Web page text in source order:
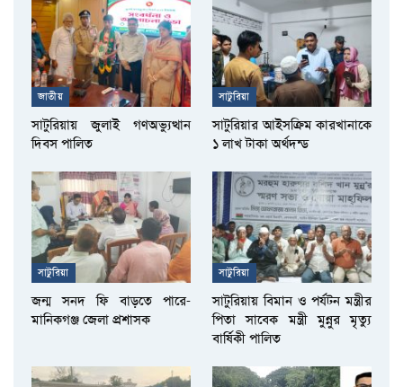
জাতীয়
সাটুরিয়ায় জুলাই গণঅভ্যুত্থান
দিবস পালিত
সাটুরিয়া
সাটুরিয়ার আইসক্রিম কারখানাকে
১ লাখ টাকা অর্থদন্ড
সাটুরিয়া
জন্ম সনদ ফি বাড়তে পারে-
মানিকগঞ্জ জেলা প্রশাসক
সাটুরিয়া
সাটুরিয়ায় বিমান ও পর্যটন মন্ত্রীর
পিতা সাবেক মন্ত্রী মুন্নুর মৃত্যু
বার্ষিকী পালিত